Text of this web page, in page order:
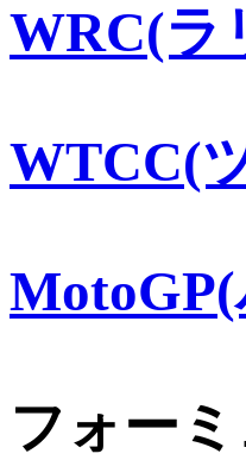
WRC(ラ
WTCC(
フォー